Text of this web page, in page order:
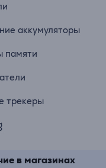
аккумуляторы
памяти
трекеры
в магазинах